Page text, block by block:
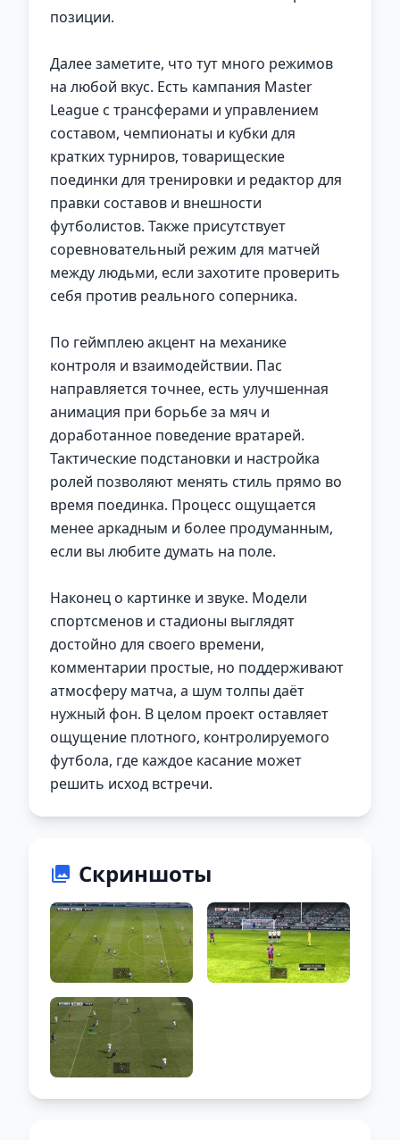
позиции.
Далее заметите, что тут много режимов
на любой вкус. Есть кампания Master
League с трансферами и управлением
составом, чемпионаты и кубки для
кратких турниров, товарищеские
поединки для тренировки и редактор для
правки составов и внешности
футболистов. Также присутствует
соревновательный режим для матчей
между людьми, если захотите проверить
себя против реального соперника.
По геймплею акцент на механике
контроля и взаимодействии. Пас
направляется точнее, есть улучшенная
анимация при борьбе за мяч и
доработанное поведение вратарей.
Тактические подстановки и настройка
ролей позволяют менять стиль прямо во
время поединка. Процесс ощущается
менее аркадным и более продуманным,
если вы любите думать на поле.
Наконец о картинке и звуке. Модели
спортсменов и стадионы выглядят
достойно для своего времени,
комментарии простые, но поддерживают
атмосферу матча, а шум толпы даёт
нужный фон. В целом проект оставляет
ощущение плотного, контролируемого
футбола, где каждое касание может
решить исход встречи.
Скриншоты